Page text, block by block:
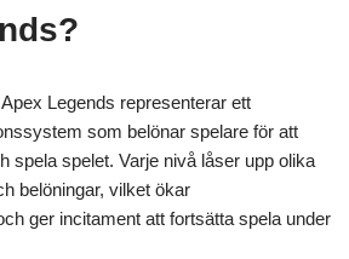
Legends representerar ett
som belönar spelare för att
spela spelet. Varje nivå låser upp olika
belöningar, vilket ökar
ger incitament att fortsätta spela under